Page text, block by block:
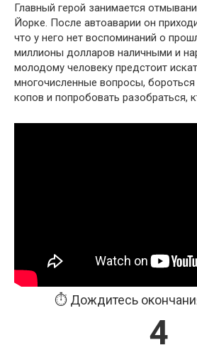
Главный герой занимается
Йорке. После автоаварии он
что у него нет воспоминаний о
миллионы долларов наличными и
молодому человеку предстоит
многочисленные вопросы,
копов и попробовать разобраться,
⏱️ Дождитесь
3